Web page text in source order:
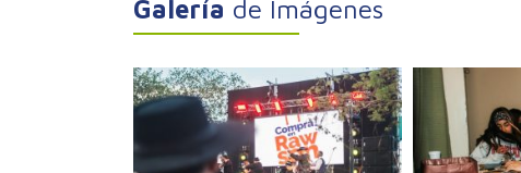
Galería de Imágenes